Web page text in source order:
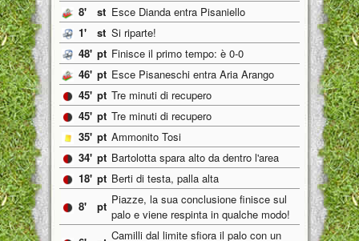
8'
st Esce Dianda entra Pisaniello
1'
st Si riparte!
48' pt Finisce il primo tempo: è 0-0
46' pt Esce Pisaneschi entra Aria Arango
45' pt Tre minuti di recupero
45' pt Tre minuti di recupero
35' pt Ammonito Tosi
34' pt Bartolotta spara alto da dentro l'area
18' pt Berti di testa, palla alta
8'
pt Piazze, la sua conclusione finisce sul
palo e viene respinta in qualche modo!
Camilli dal limite sfiora il palo con un